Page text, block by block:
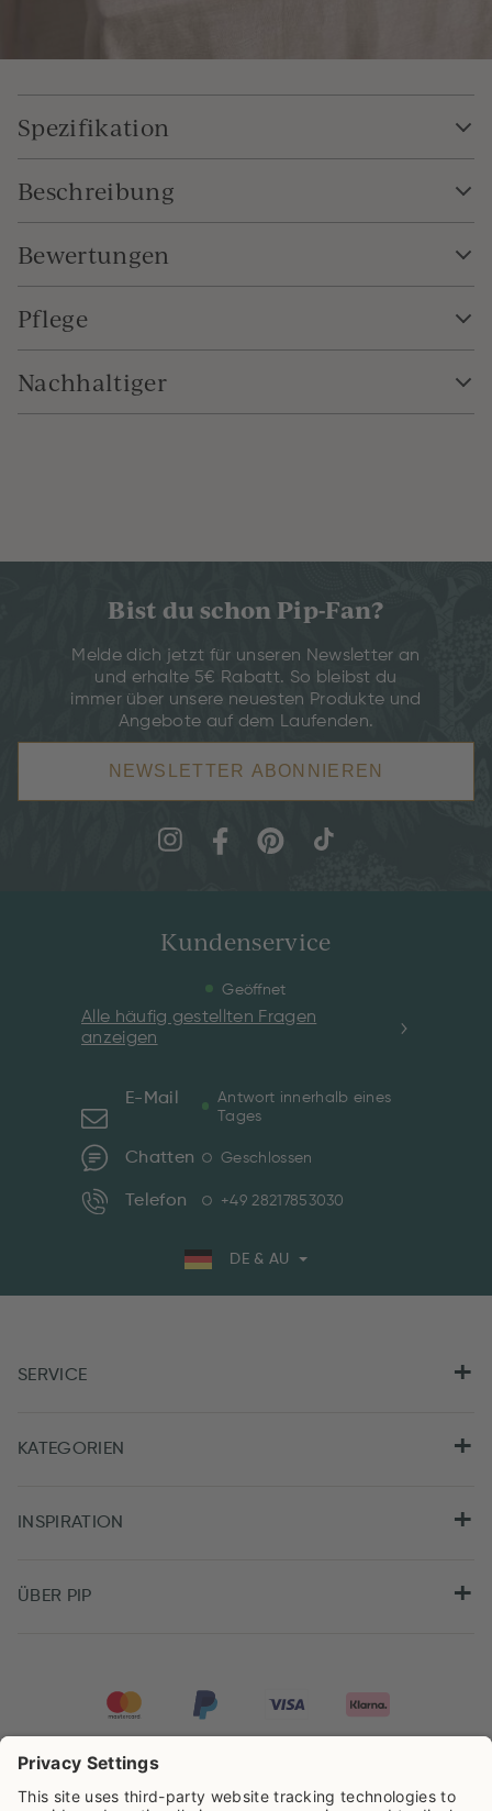
Spezifikation
Beschreibung
Bewertungen
Pflege
Nachhaltiger
Bist du schon Pip-Fan?
Melde dich jetzt für unseren Newsletter an
und erhalte 5€ Rabatt. So bleibst du
immer über unsere neuesten Produkte und
Angebote auf dem Laufenden.
NEWSLETTER ABONNIEREN
Kundenservice
Geöffnet
Alle häufig gestellten Fragen
anzeigen
E-Mail
Antwort innerhalb eines
Tages
Chatten Geschlossen
Telefon +49 28217853030
DE & AU
SERVICE
KATEGORIEN
INSPIRATION
ÜBER PIP